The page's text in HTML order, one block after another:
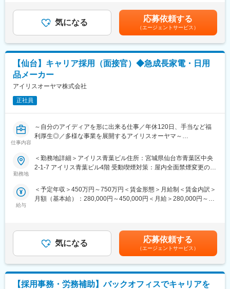
義での評価制度など結果へのコミットも求められます。
◇こういった環境の中でキャリアアップしたい、スキルの幅を広
げたい、自分の経験を活かしたいという方を歓迎します。
・スカウト文面の設計・改善、およびスカウト送信（目安：1日
20～30件）
・効果測定（返信率／面談化率 等）のデータ分析および改善施策
の企画・実行
＜関連業務＞
・候補者対応～日程調整～選考フォロー
・メンバーの業務管理・育成（スキルに応じてお任せ）
【経験を活かしスペシャリストにも、ポジションUPも目指せる環
境】
アップが叶えられる環境です。
◎管理事務業務のスペシャリストを目指すもよし、面接官も目指
【生活に不可欠、ブランド力抜群の成長企業で働くやりがい】
◎東北にとどまらず、全国でも注目されている当社にて採用活動
■配属先情報：
◇配属先のメンバー／仙台6名・東京1名の7名チーム
※男女比（1：1）、平均年齢：34歳
◇環境／東京の浜松町クレアタワーは【大門駅徒歩1分】、仙台の
青葉ビルでは【仙台駅徒歩5分】と好立地
◇管理メンバーは20代後半～30代女性が多い活気ある職場
下する可能性があります。月給(月額)は固定手当を含めた表記で
す。
気になる 応募依頼する
（エージェントサービス）
【仙台】キャリア採用（面接官）◆急成長家電・日用
品メーカー
アイリスオーヤマ株式会社
正社員
仕事内容
～自分のアイディアを形に出来る仕事／年休120日、手当など福
利厚生◎／多様な事業を展開するアイリスオーヤマ～
■業務内容：
当社の成長をけん引する人材の獲得、採用ブランディングの向上
のため、組織強化の採用をいたします。
テムエンジニアなど）や営業職の採用ご経験者様を積極採用中で
す。
・母集団形成
・面接対応（1次～最終面接）
・採用イベントへ出展
・広告媒体、エージェント商談
・メンバーマネジメント
・コスト管理 など
勤務地
＜勤務地詳細＞アイリス青葉ビル住所：宮城県仙台市青葉区中央
2-1-7 アイリス青葉ビル4階 受動喫煙対策：屋内全面禁煙変更の範
給与
＜予定年収＞450万円～750万円＜賃金形態＞月給制＜賃金内訳＞
月額（基本給）：280,000円～450,000円＜月給＞280,000円～
る可能性がございます。※休日出勤手当あり※リーダー職は固定残
業手当（50,000円／20～25h／超過分別途支給）※管理監督職は時
間外手当の対象外賃金はあくまでも目安の金額であり、選考を通
じて上下する可能性があります。月給(月額)は固定手当を含めた表
記です。
気になる 応募依頼する
（エージェントサービス）
【採用事務・労務補助】バックオフィスでキャリアを